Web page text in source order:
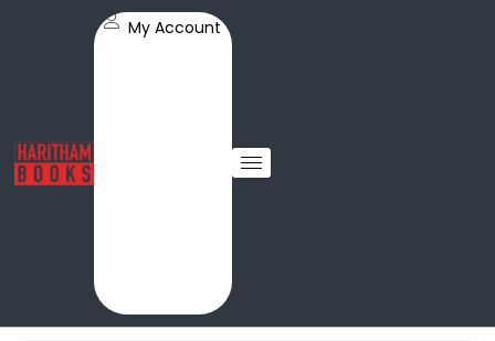
My Account